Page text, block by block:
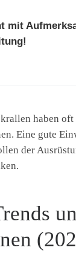
mit
haben oft
Eine gute
der